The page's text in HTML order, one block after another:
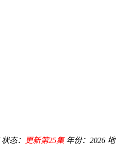
状态： 更新第25集 年份： 2026 地